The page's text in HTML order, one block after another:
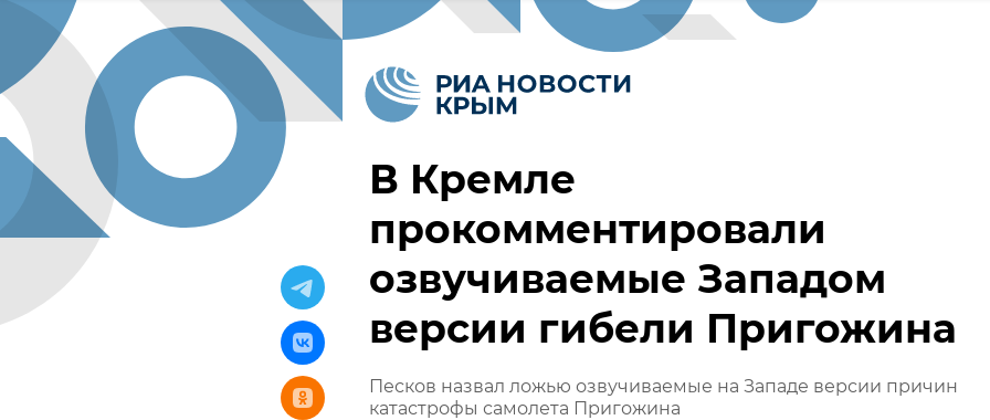
В Кремле
прокомментировали
озвучиваемые Западом
версии гибели Пригожина
Песков назвал ложью озвучиваемые на Западе версии причин
катастрофы самолета Пригожина